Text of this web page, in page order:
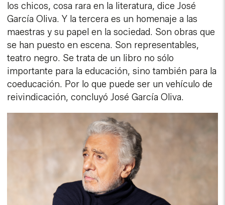
los chicos, cosa rara en la literatura, dice José
García Oliva. Y la tercera es un homenaje a las
maestras y su papel en la sociedad. Son obras que
se han puesto en escena. Son representables,
teatro negro. Se trata de un libro no sólo
importante para la educación, sino también para la
coeducación. Por lo que puede ser un vehículo de
reivindicación, concluyó José García Oliva.